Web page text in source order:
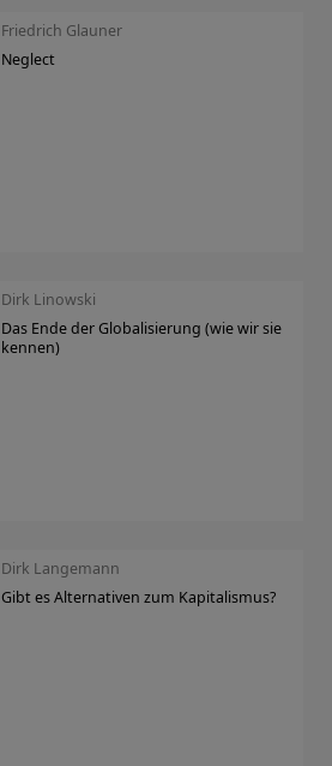
Friedrich Glauner
Neglect
Dirk Linowski
Das Ende der Globalisierung (wie wir sie
kennen)
Dirk Langemann
Gibt es Alternativen zum Kapitalismus?